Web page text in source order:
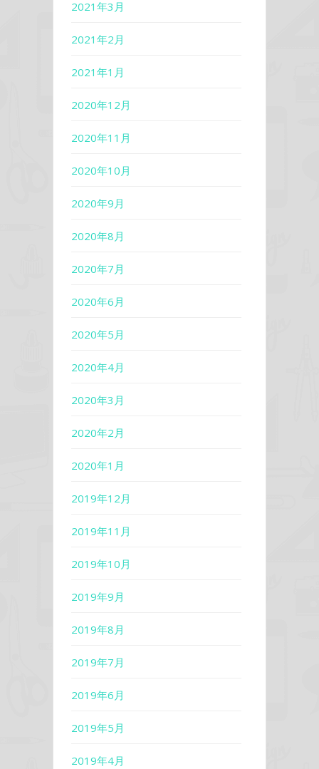
2021年3月
2021年2月
2021年1月
2020年12月
2020年11月
2020年10月
2020年9月
2020年8月
2020年7月
2020年6月
2020年5月
2020年4月
2020年3月
2020年2月
2020年1月
2019年12月
2019年11月
2019年10月
2019年9月
2019年8月
2019年7月
2019年6月
2019年5月
2019年4月